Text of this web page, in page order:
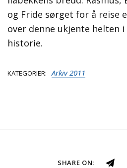
og Fride sørget for å reise
over denne ukjente helten
historie.
KATEGORIER Arkiv 2011
SHARE ON: